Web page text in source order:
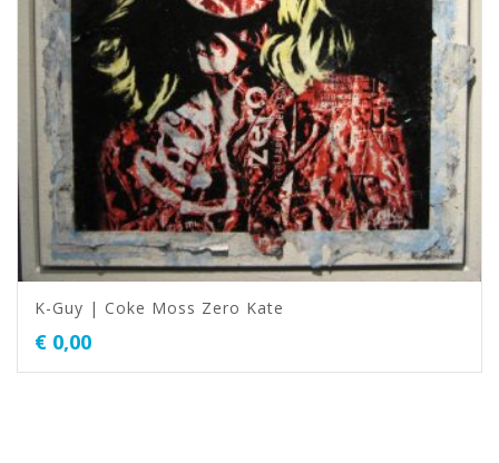
K-Guy | Coke Moss Zero Kate
€ 0,00